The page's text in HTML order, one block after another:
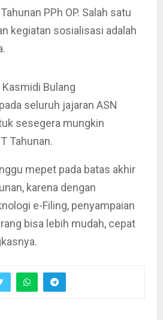
PPh OP. Salah satu
kegiatan sosialisasi adalah
Bulang
seluruh jajaran ASN
sesegera mungkin
Tahunan.
mepet pada batas akhir
karena dengan
e-Filing, penyampaian
bisa lebih mudah, cepat